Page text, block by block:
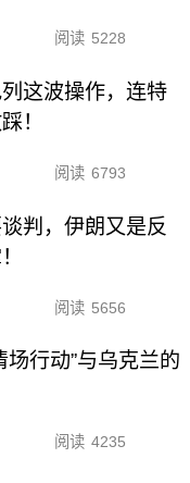
阅读 5228
这波操作，连特
！
阅读 6793
判，伊朗又是反
阅读 5656
场行动”与乌克兰的
阅读 4235